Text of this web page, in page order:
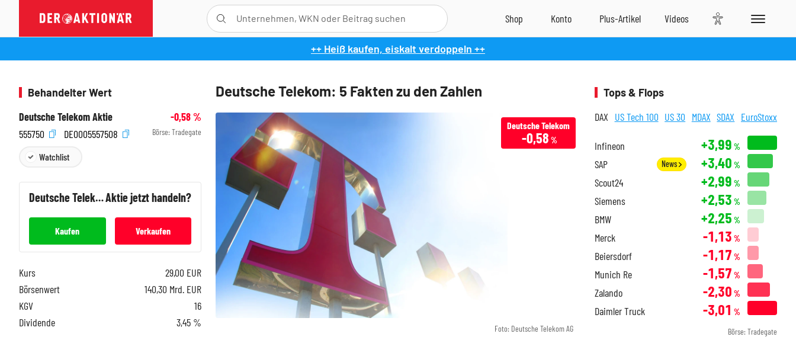
++ Heiß kaufen, eiskalt verdoppeln ++
Deutsche Telekom: 5 Fakten zu den Zahlen
Foto: Deutsche Telekom AG
Deutsche Telekom
-0,58 %
Behandelter Wert
Deutsche Telekom Aktie
-0,58%
555750
DE0005557508 Börse: Tradegate
Watchlist
Deutsche TelekomAktie jetzt handeln?
Kaufen Verkaufen
Kurs 29,00 EUR
Börsenwert
140,30 Mrd. EUR
KGV
16
Dividende
3,45 %
Tops & Flops
DAX US Tech 100 US 30 MDAX SDAX EuroStoxx
Infineon +3,99 %
SAP News +3,40 %
Scout24 +2,99 %
Siemens +2,53 %
BMW +2,25 %
Merck -1,13 %
Beiersdorf -1,17 %
Munich Re -1,57 %
Zalando -2,30 %
Daimler Truck -3,01 %
Börse: Tradegate